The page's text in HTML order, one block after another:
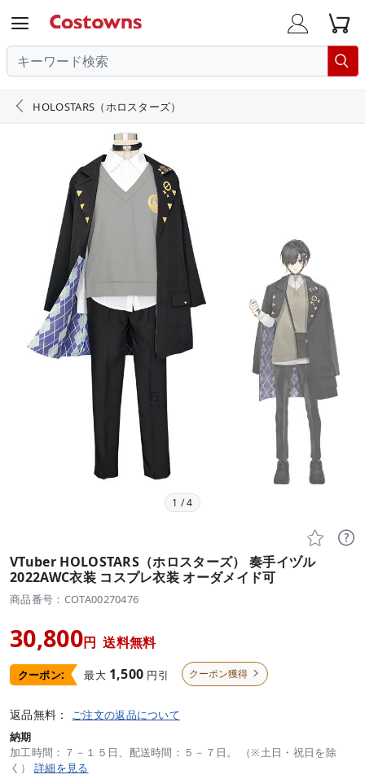
  

 HOLOSTARS（ホロスターズ）
1 /4
 
VTuber HOLOSTARS（ホロスターズ） 奏手イヅル
2022AWC衣装 コスプレ衣装 オーダメイド可
商品番号：COTA00270476
30,800円 送料無料
クーポン: 最大 1,500 円引 クーポン獲得 
返品無料： ご注文の返品について
納期
加工時間：７－１５日、配送時間：５－７日。 （※土日・祝日を除
く） 詳細を見る